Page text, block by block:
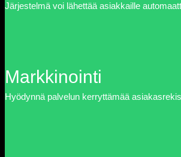
Järjestelmä voi lähettää asiakkaille
Markkinointi
Hyödynnä palvelun kerryttämää